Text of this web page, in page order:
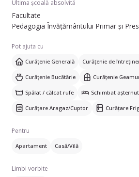
Ultima școală absolvită
Facultate
Pedagogia Învățământului Primar și
Pot ajuta cu
Curățenie Generală Curățenie de
Curățenie Bucătărie Curățenie
Spălat / călcat rufe Schimbat
Curățare Aragaz/Cuptor Curățare
Pentru
Apartament Casă/Vilă
Limbi vorbite